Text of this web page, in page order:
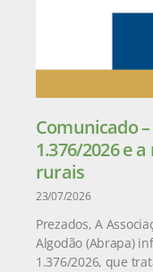
Comunicado
1.376/2026 e
rurais
23/07/2026
Prezados, A
Algodão (Abrapa)
1.376/2026, que